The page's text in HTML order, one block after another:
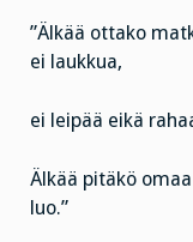
”Älkää ottako
ei laukkua,
ei leipää eikä
Älkää pitäkö
luo.”